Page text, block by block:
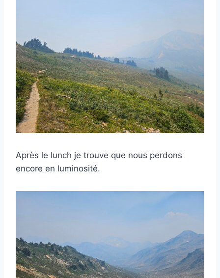
Après le lunch je trouve que nous perdons
encore en luminosité.